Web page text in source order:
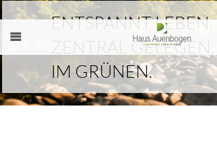
MENÜ
ENTSPANNT LEBEN.
ZENTRAL GELEGEN.
IM GRÜNEN.